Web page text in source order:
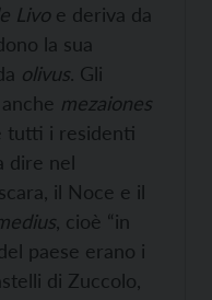
Livo e deriva da
la sua
olivus. Gli
mezaiones
tutti i residenti
dire nel
il Noce e il
, cioè “in
paese erano i
di Zuccolo,